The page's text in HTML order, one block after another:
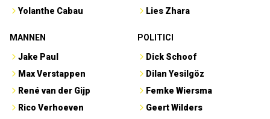
Yolanthe Cabau
Lies Zhara
MANNEN
Jake Paul
Max Verstappen
René van der Gijp
Rico Verhoeven
POLITICI
Dick Schoof
Dilan Yesilgöz
Femke Wiersma
Geert Wilders